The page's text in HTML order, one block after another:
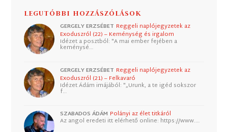
LEGUTÓBBI HOZZÁSZÓLÁSOK
GERGELY ERZSÉBET Reggeli naplójegyzetek az
Exoduszról (22) – Keménység és irgalom
Idézet a posztból: "A mai ember fejében a
keménysé…
GERGELY ERZSÉBET Reggeli naplójegyzetek az
Exoduszról (21) – Felkavaró
Idézet Ádám imájából: "„Urunk, a te igéd sokszor
f…
SZABADOS ÁDÁM Polányi az élet titkáról
Az angol eredeti itt elérhető online: https://www.…